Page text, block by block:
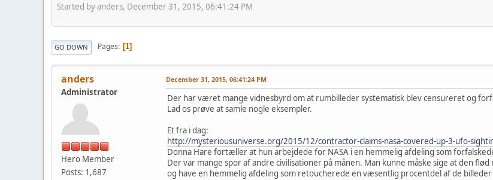
Started by anders, December 31, 2015, 06:41:24 PM
GO DOWN Pages 1
anders
Administrator
Hero Member
Posts: 1,687
December 31, 2015, 06:41:24 PM
Der har været mange vidnesbyrd om at rumbilleder systematisk blev censureret og
Lad os prøve at samle nogle eksempler.
Et fra i dag:
http://mysteriousuniverse.org/2015/12/contractor-claims-nasa-covered-up-3-ufo-
Donna Hare fortæller at hun arbejdede for NASA i en hemmelig afdeling som
Der var mange spor af andre civilisationer på månen. Man kunne måske sige at den
og have en hemmelig afdeling som retoucherede en væsentlig procentdel af de